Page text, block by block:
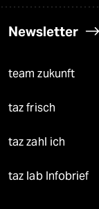
Newsletter
team zukunft
taz frisch
taz zahl ich
taz lab Infobrief